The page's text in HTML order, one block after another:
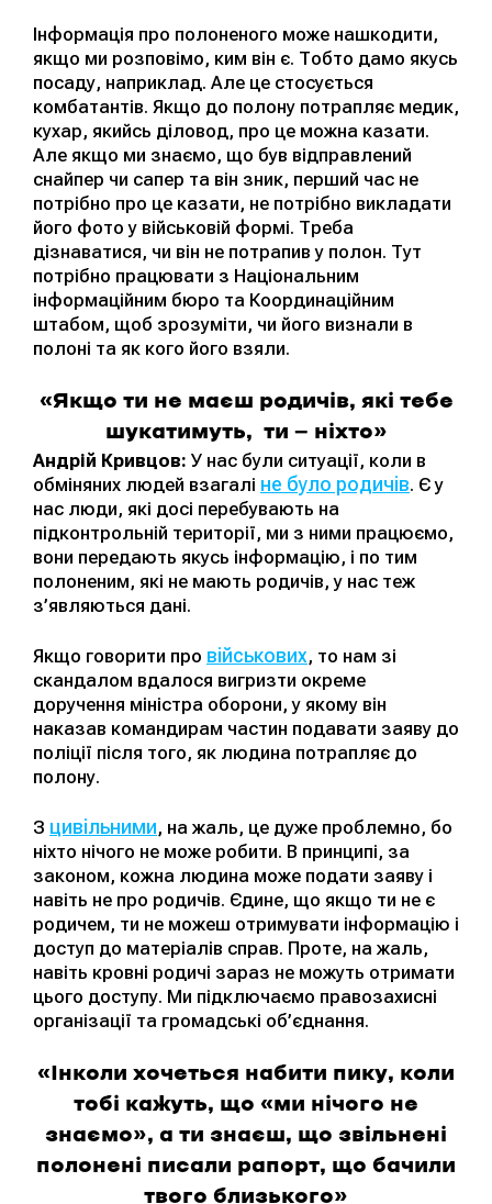
Інформація про полоненого може нашкодити,
якщо ми розповімо, ким він є. Тобто дамо якусь
посаду, наприклад. Але це стосується
комбатантів. Якщо до полону потрапляє медик,
кухар, якийсь діловод, про це можна казати.
Але якщо ми знаємо, що був відправлений
снайпер чи сапер та він зник, перший час не
потрібно про це казати, не потрібно викладати
його фото у військовій формі. Треба
дізнаватися, чи він не потрапив у полон. Тут
потрібно працювати з Національним
інформаційним бюро та Координаційним
штабом, щоб зрозуміти, чи його визнали в
полоні та як кого його взяли.
«Якщо ти не маєш родичів, які тебе
шукатимуть, ти — ніхто»
Андрій Кривцов: У нас були ситуації, коли в
обміняних людей взагалі не було родичів. Є у
нас люди, які досі перебувають на
підконтрольній території, ми з ними працюємо,
вони передають якусь інформацію, і по тим
полоненим, які не мають родичів, у нас теж
з’являються дані.
Якщо говорити про військових, то нам зі
скандалом вдалося вигризти окреме
доручення міністра оборони, у якому він
наказав командирам частин подавати заяву до
поліції після того, як людина потрапляє до
полону.
З цивільними, на жаль, це дуже проблемно, бо
ніхто нічого не може робити. В принципі, за
законом, кожна людина може подати заяву і
навіть не про родичів. Єдине, що якщо ти не є
родичем, ти не можеш отримувати інформацію і
доступ до матеріалів справ. Проте, на жаль,
навіть кровні родичі зараз не можуть отримати
цього доступу. Ми підключаємо правозахисні
організації та громадські об’єднання.
«Інколи хочеться набити пику, коли
тобі кажуть, що «ми нічого не
знаємо», а ти знаєш, що звільнені
полонені писали рапорт, що бачили
твого близького»